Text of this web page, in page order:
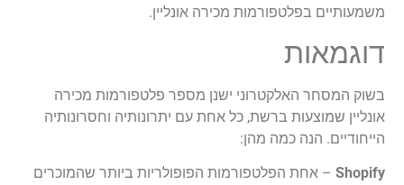
משמעותיים בפלטפורמות מכירה אונליין.
דוגמאות
בשוק המסחר האלקטרוני ישנן מספר פלטפורמות מכירה
אונליין שמוצעות ברשת, כל אחת עם יתרונותיה וחסרונותיה
הייחודיים. הנה כמה מהן:
Shopify – אחת הפלטפורמות הפופולריות ביותר שהמוכרים